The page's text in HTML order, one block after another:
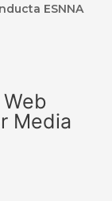
ESNNA
Media